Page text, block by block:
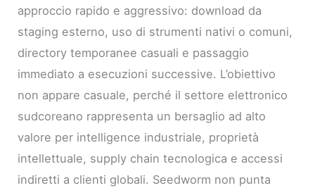
approccio rapido e aggressivo: download da
staging esterno, uso di strumenti nativi o comuni,
directory temporanee casuali e passaggio
immediato a esecuzioni successive. L’obiettivo
non appare casuale, perché il settore elettronico
sudcoreano rappresenta un bersaglio ad alto
valore per intelligence industriale, proprietà
intellettuale, supply chain tecnologica e accessi
indiretti a clienti globali. Seedworm non punta